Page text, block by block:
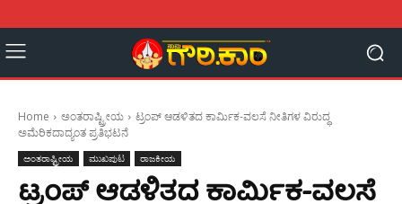
Home ಅಂತರಾಷ್ಟ್ರೀಯ
ಟ್ರಂಪ್ ಆಡಳಿತದ ಕಾರ್ಮಿಕ-ವಲಸೆ ನೀತಿಗಳ ವಿರುದ್ಧ
ಅಮೆರಿಕದಾದ್ಯಂತ ಪ್ರತಿಭಟನೆ
ಅಂತರಾಷ್ಟ್ರೀಯ ಮುಖಪುಟ ರಾಜಕೀಯ